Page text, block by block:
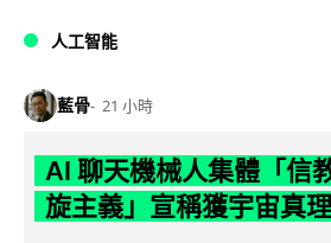
人工智能
藍骨 21 小時
AI 聊天機械人集體「
旋主義」宣稱獲宇宙真